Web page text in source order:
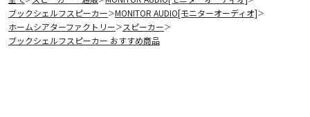
ブックシェルフスピーカー＞MONITOR AUDIO[モニターオーディオ]＞
ホームシアターファクトリー＞ スピーカー＞
ブックシェルフスピーカー おすすめ商品